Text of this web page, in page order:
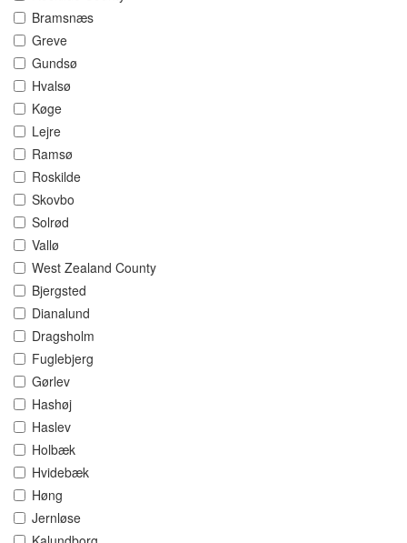
Bramsnæs
Greve
Gundsø
Hvalsø
Køge
Lejre
Ramsø
Roskilde
Skovbo
Solrød
Vallø
West Zealand County
Bjergsted
Dianalund
Dragsholm
Fuglebjerg
Gørlev
Hashøj
Haslev
Holbæk
Hvidebæk
Høng
Jernløse